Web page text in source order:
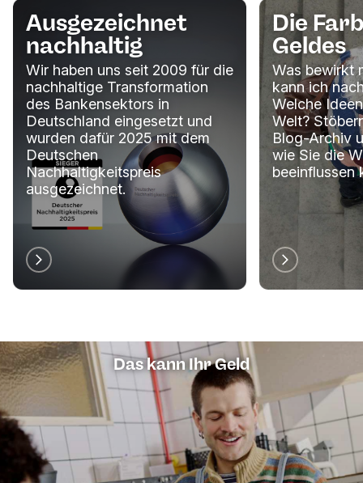
Ausgezeichnet
nachhaltig
Wir haben uns seit 2009 für die
nachhaltige Transformation
des Bankensektors in
Deutschland eingesetzt und
wurden dafür 2025 mit dem
Deutschen
Nachhaltigkeitspreis
ausgezeichnet.
Die
Geldes
Was bewirkt
kann ich
Welche
Welt?
Blog-Archiv
wie Sie die
beeinflussen
Das kann Ihr Geld